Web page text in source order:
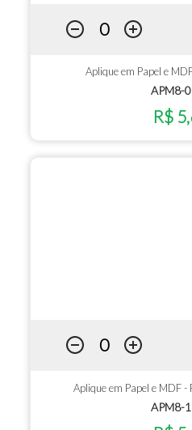
Aplique em Papel e
APM8-
R$
Aplique em Papel e MDF -
APM8-